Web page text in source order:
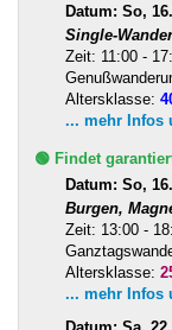
Datum: So,
Single-
Zeit: 11:00 -
Altersklasse:
... mehr Infos
🟢 Findet
Datum: So,
Burgen,
Zeit: 13:00 -
Altersklasse:
... mehr Infos